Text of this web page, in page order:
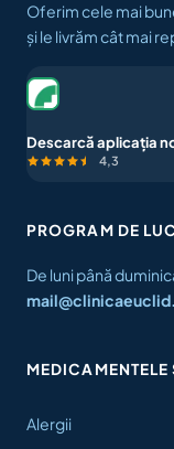
Oferim cele mai
și le livrăm cât mai
Descarcă aplicația
4,3
PROGRAM DE
De luni până
MEDICAMENTELE
Alergii